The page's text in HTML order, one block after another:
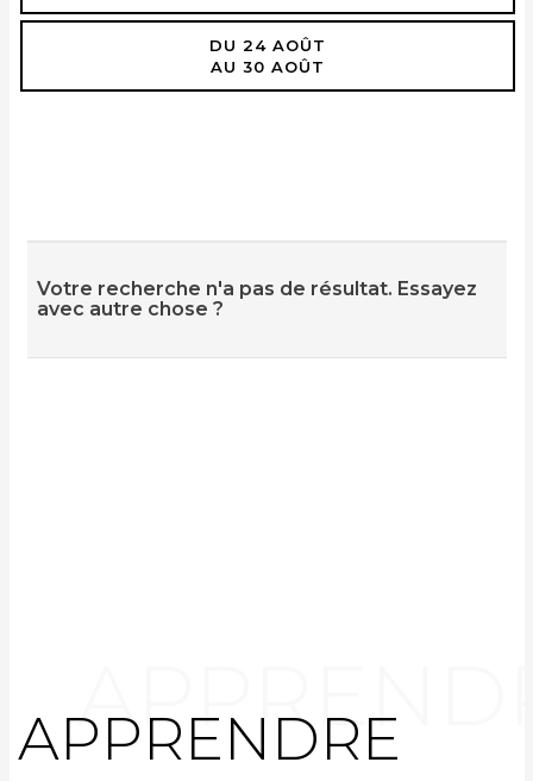
DU 24 AOÛT
AU 30 AOÛT
Votre recherche n'a pas de résultat. Essayez
avec autre chose ?
APPRENDRE